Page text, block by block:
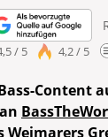
/ 5 4,2 / 5
Content
Weimarers